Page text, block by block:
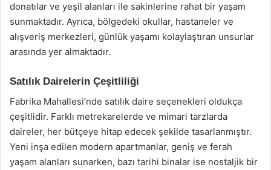
donatılar ve yeşil alanları ile sakinlerine rahat bir yaşam
sunmaktadır. Ayrıca, bölgedeki okullar, hastaneler ve
alışveriş merkezleri, günlük yaşamı kolaylaştıran unsurlar
arasında yer almaktadır.
Satılık Dairelerin Çeşitliliği
Fabrika Mahallesi’nde satılık daire seçenekleri oldukça
çeşitlidir. Farklı metrekarelerde ve mimari tarzlarda
daireler, her bütçeye hitap edecek şekilde tasarlanmıştır.
Yeni inşa edilen modern apartmanlar, geniş ve ferah
yaşam alanları sunarken, bazı tarihi binalar ise nostaljik bir